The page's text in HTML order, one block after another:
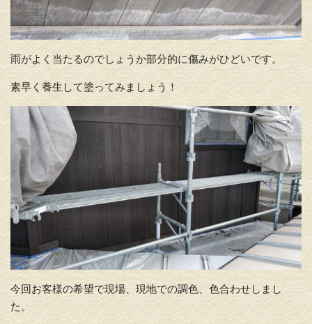
雨がよく当たるのでしょうか部分的に傷みがひどいです。
素早く養生して塗ってみましょう！
今回お客様の希望で現場、現地での調色、色合わせしまし
た。